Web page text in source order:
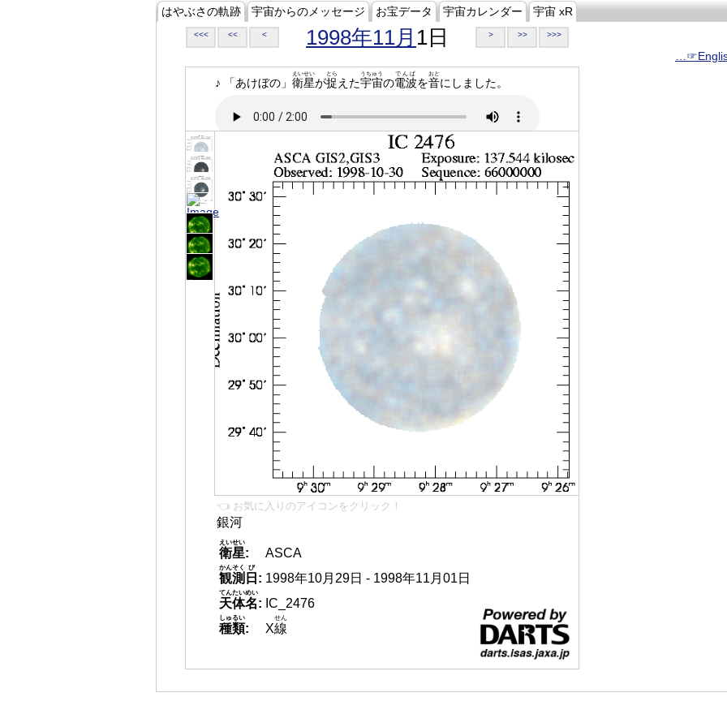
はやぶさの軌跡 宇宙からのメッセージ お宝データ 宇宙カレンダー 宇宙 xR
<<< << < 1998年11月 1日 > >> >>>
♪ 「あけぼの」 衛星
えいせい
が捉
とら
えた宇宙
うちゅう
の電波
でんぱ
を音
おと
にしました。
👈 お気に入りのアイコンをクリック！
銀河
衛星
えいせい
:
ASCA
観測
かんそく
日
び
: 1998年10月29日 - 1998年11月01日
天体名
てんたいめい
: IC_2476
種類
しゅるい
: X線
せん